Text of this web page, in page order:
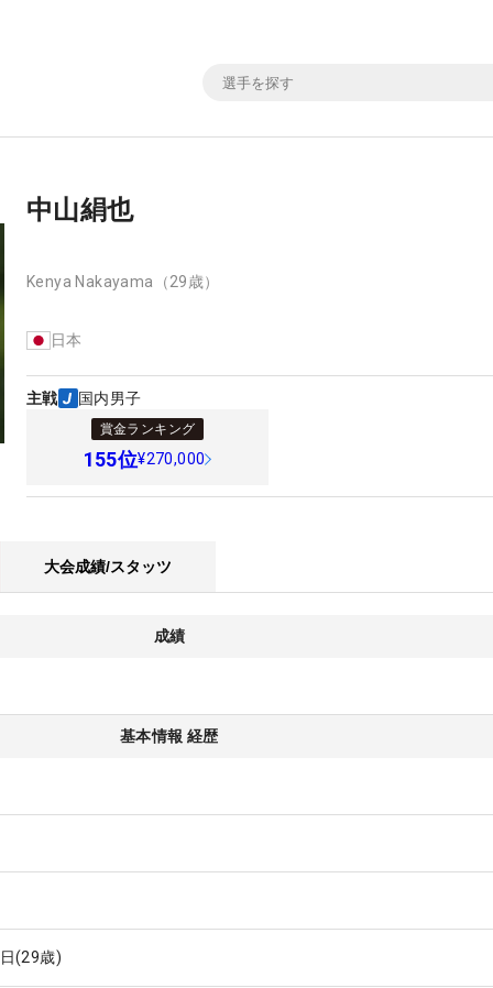
中山絹也
Kenya Nakayama （29歳）
日本
主戦 国内男子
賞金ランキング
155位¥270,000
大会成績/スタッツ
成績
基本情報 経歴
(29歳)